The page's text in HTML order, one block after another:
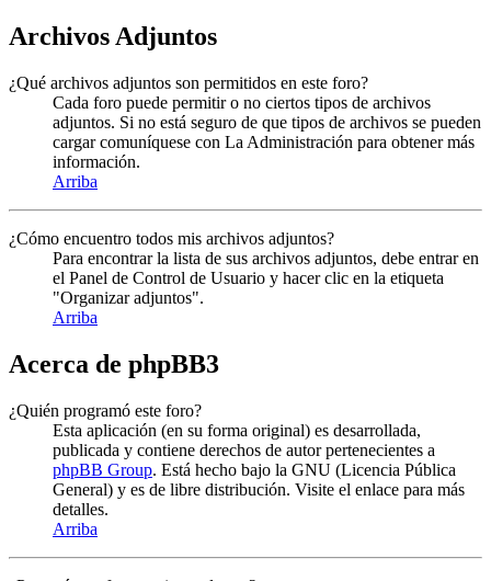
Archivos Adjuntos
¿Qué archivos adjuntos son permitidos en este foro?
Cada foro puede permitir o no ciertos tipos de archivos
adjuntos. Si no está seguro de que tipos de archivos se pueden
cargar comuníquese con La Administración para obtener más
información.
Arriba
¿Cómo encuentro todos mis archivos adjuntos?
Para encontrar la lista de sus archivos adjuntos, debe entrar en
el Panel de Control de Usuario y hacer clic en la etiqueta
"Organizar adjuntos".
Arriba
Acerca de phpBB3
¿Quién programó este foro?
Esta aplicación (en su forma original) es desarrollada,
publicada y contiene derechos de autor pertenecientes a
phpBB Group. Está hecho bajo la GNU (Licencia Pública
General) y es de libre distribución. Visite el enlace para más
detalles.
Arriba